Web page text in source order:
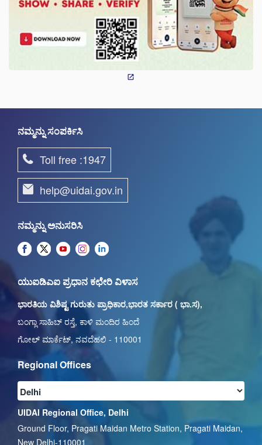
ನಮ್ಮನ್ನು ಸಂಪರ್ಕಿಸಿ
Toll free :1947
help@uidai.gov.in
ನಮ್ಮನ್ನು ಅನುಸರಿಸಿ
ಯುಐಡಿಎಐ ಪ್ರಧಾನ ಕಛೇರಿ ವಿಳಾಸ
ಭಾರತಿಯ ವಿಶಿಷ್ಟ ಗುರುತು ಪ್ರಾಧಿಕಾರ,ಭಾರತ ಸರ್ಕಾರ ( ಭಾ.ಸ),
ಬಂಗ್ಲಾ ಸಾಹಿಬ್ ರಸ್ತೆ, ಕಾಳಿ ಮಂದಿರ ಹಿಂದೆ
ಗೋಲ್ ಮಾರ್ಕೆಟ್, ನವದೆಹಲಿ - 110001
Regional Offices
UIDAI Regional Office, Delhi
Ground Floor, Pragati Maidan Metro Station, Pragati Maidan,
New Delhi-110001